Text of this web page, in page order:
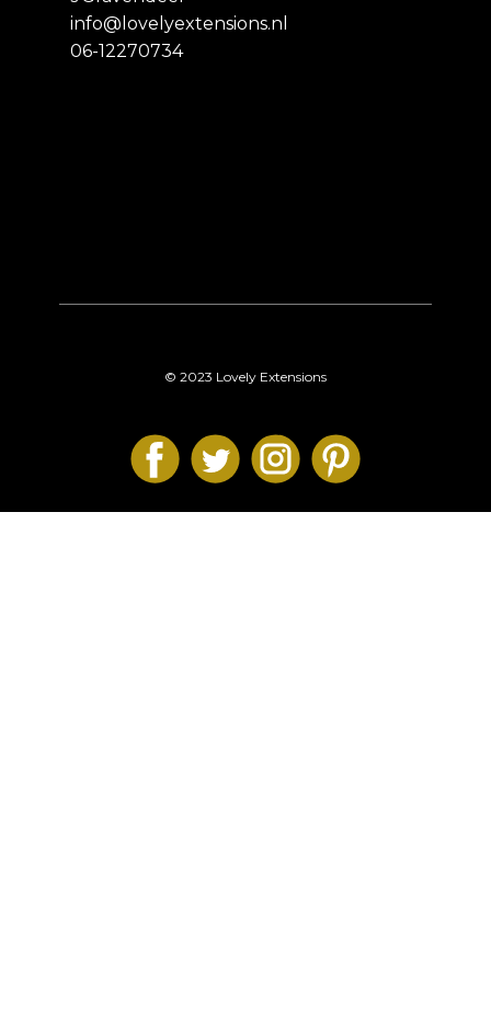
info@lovelyextensions.nl
06-12270734
© 2023 Lovely Extensions